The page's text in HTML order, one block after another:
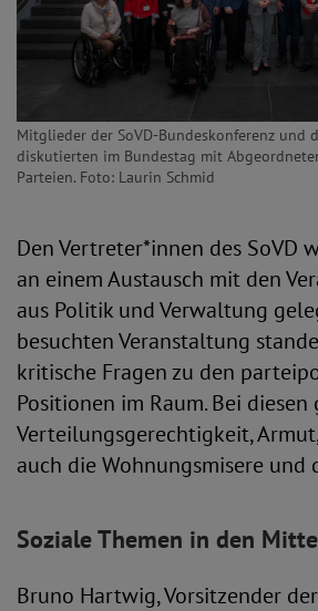
Mitglieder der SoVD-Bundeskonferenz und
diskutierten im Bundestag mit
Parteien. Foto: Laurin Schmid
Den Vertreter*innen des SoVD
an einem Austausch mit den
aus Politik und Verwaltung
besuchten Veranstaltung
kritische Fragen zu den
Positionen im Raum. Bei
Verteilungsgerechtigkeit,
auch die Wohnungsmisere und
Soziale Themen in den
Bruno Hartwig, Vorsitzender